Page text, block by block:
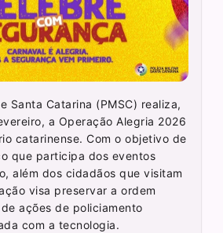
Santa Catarina (PMSC) realiza,
a Operação Alegria 2026
catarinense. Com o objetivo de
que participa dos eventos
além dos cidadãos que visitam
visa preservar a ordem
ações de policiamento
com a tecnologia.